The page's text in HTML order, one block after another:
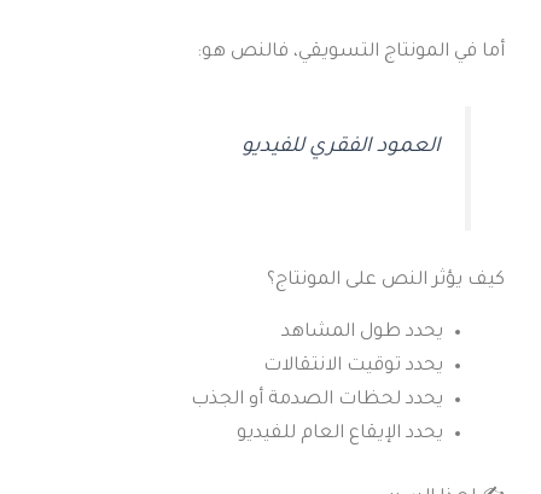
أما في المونتاج التسويقي، فالنص هو:
العمود الفقري للفيديو
كيف يؤثر النص على المونتاج؟
يحدد طول المشاهد
يحدد توقيت الانتقالات
يحدد لحظات الصدمة أو الجذب
يحدد الإيقاع العام للفيديو